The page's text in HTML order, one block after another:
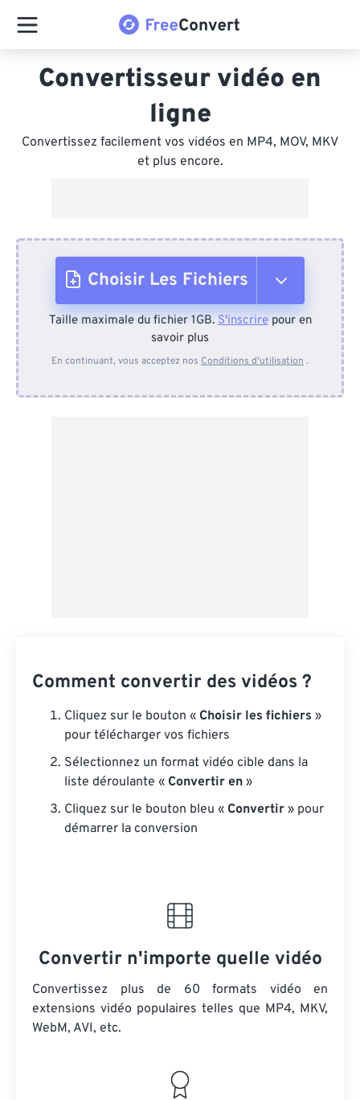
Convertisseur vidéo en
ligne
Convertissez facilement vos vidéos en MP4, MOV, MKV
et plus encore.
Choisir Les Fichiers
Depuis l'appareil
Taille maximale du fichier 1GB.S'inscrirepour en
savoir plus
En continuant, vous acceptez nos Conditions d'utilisation .
Comment convertir des vidéos ?
Cliquez sur le bouton « Choisir les fichiers »
pour télécharger vos fichiers
Sélectionnez un format vidéo cible dans la
liste déroulante « Convertir en »
Cliquez sur le bouton bleu « Convertir » pour
démarrer la conversion
Convertir n'importe quelle vidéo
Convertissez plus de 60 formats vidéo en
extensions vidéo populaires telles que MP4, MKV,
WebM, AVI, etc.